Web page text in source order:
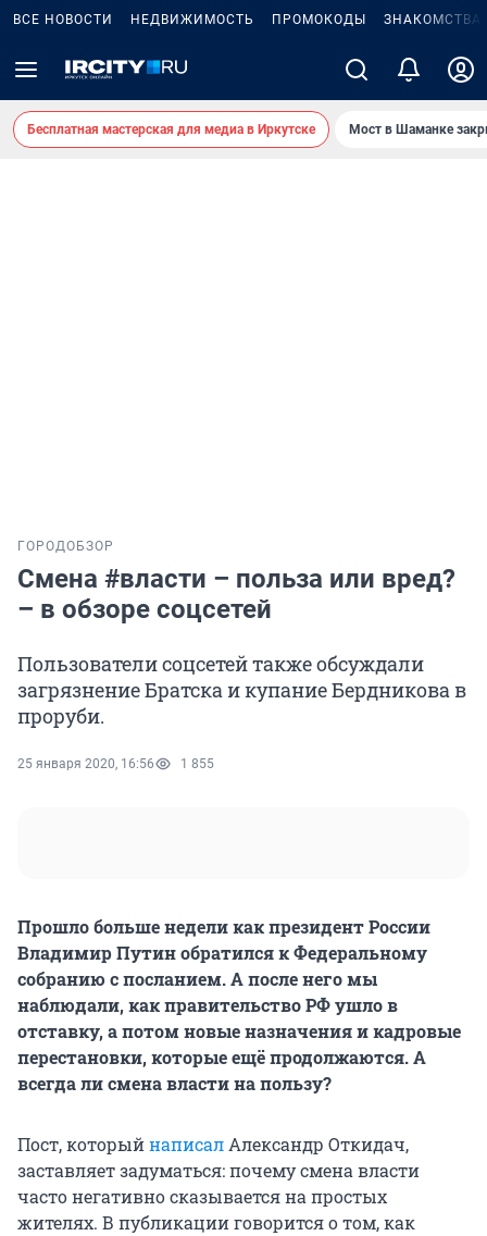
ВСЕ НОВОСТИ НЕДВИЖИМОСТЬ ПРОМОКОДЫ ЗНАКОМСТВА
Бесплатная мастерская для медиа в Иркутске Мост в Шаманке
ГОРОДОБЗОР
Смена #власти – польза или вред?
– в обзоре соцсетей
Пользователи соцсетей также обсуждали
загрязнение Братска и купание Бердникова в
проруби.
25 января 2020, 16:56 1 855
Прошло больше недели как президент России
Владимир Путин обратился к Федеральному
собранию с посланием. А после него мы
наблюдали, как правительство РФ ушло в
отставку, а потом новые назначения и кадровые
перестановки, которые ещё продолжаются. А
всегда ли смена власти на пользу?
Пост, которыйнаписал Александр Откидач,
заставляет задуматься: почему смена власти
часто негативно сказывается на простых
жителях. В публикации говорится о том, как